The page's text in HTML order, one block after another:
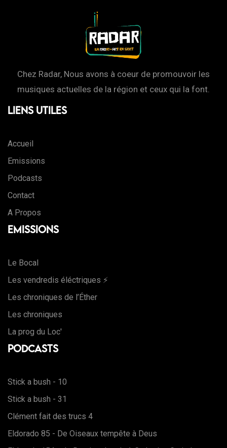
Chez Radar, Nous avons à coeur de promouvoir les
musiques actuelles de la région et ceux qui la font.
Liens Utiles
Accueil
Emissions
Podcasts
Contact
A Propos
Emissions
Le Bocal
Les vendredis éléctriques ⚡️
Les chroniques de l’Éther
Les chroniques
La prog du Loc'
Podcasts
Stick a bush - 10
Stick a bush - 31
Clément fait des trucs 4
Eldorado 85 - De Oiseaux tempête à Deus